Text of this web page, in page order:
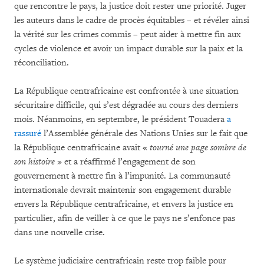
que rencontre le pays, la justice doit rester une priorité. Juger
les auteurs dans le cadre de procès équitables – et révéler ainsi
la vérité sur les crimes commis – peut aider à mettre fin aux
cycles de violence et avoir un impact durable sur la paix et la
réconciliation.
La République centrafricaine est confrontée à une situation
sécuritaire difficile, qui s’est dégradée au cours des derniers
mois. Néanmoins, en septembre, le président Touadera a
rassuré l’Assemblée générale des Nations Unies sur le fait que
la République centrafricaine avait « tourné une page sombre de
son histoire » et a réaffirmé l’engagement de son
gouvernement à mettre fin à l’impunité. La communauté
internationale devrait maintenir son engagement durable
envers la République centrafricaine, et envers la justice en
particulier, afin de veiller à ce que le pays ne s’enfonce pas
dans une nouvelle crise.
Le système judiciaire centrafricain reste trop faible pour